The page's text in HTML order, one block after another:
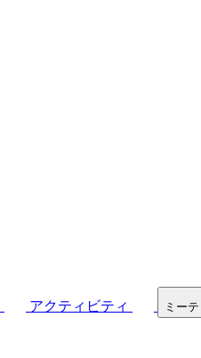
アクティビティ ミー